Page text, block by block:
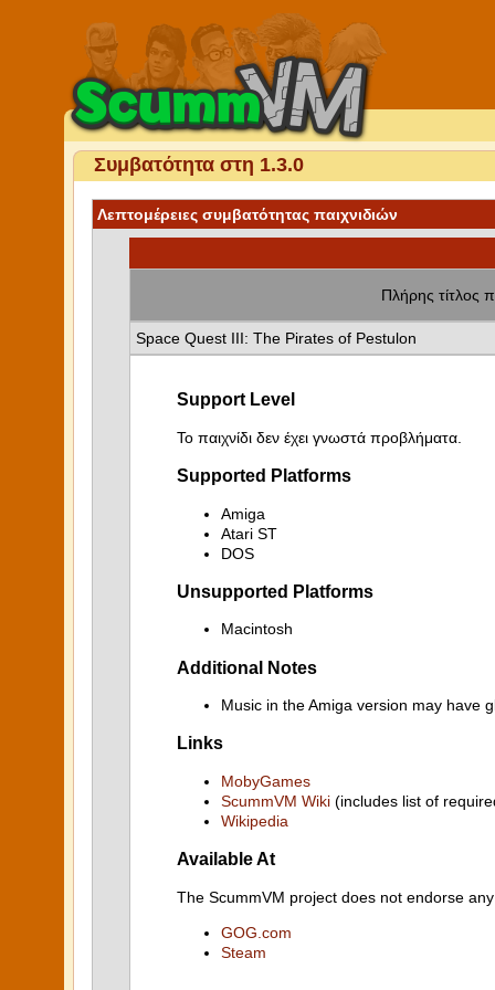
Συμβατότητα στη 1.3.0
Λεπτομέρειες συμβατότητας παιχνιδιών
Πλήρης τίτλος
Space Quest III: The Pirates of Pestulon
Support Level
Το παιχνίδι δεν έχει γνωστά προβλήματα.
Supported Platforms
Amiga
Atari ST
DOS
Unsupported Platforms
Macintosh
Additional Notes
Music in the Amiga version may have
Links
MobyGames
ScummVM Wiki (includes list of
Wikipedia
Available At
The ScummVM project does not endorse
GOG.com
Steam